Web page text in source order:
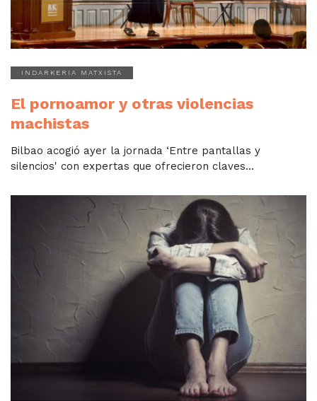
INDARKERIA MATXISTA
El pornoamor y otras violencias
machistas
Bilbao acogió ayer la jornada ‘Entre pantallas y
silencios' con expertas que ofrecieron claves...